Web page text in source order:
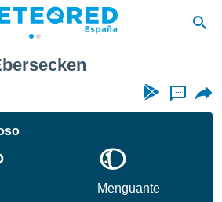
...
Menguante